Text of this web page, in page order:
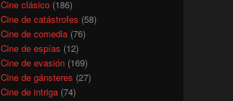
Cine clásico(186)
Cine de catástrofes (58)
Cine de comedia(76)
Cine de espías (12)
Cine de evasión(169)
Cine de gánsteres (27)
Cine de intriga(74)